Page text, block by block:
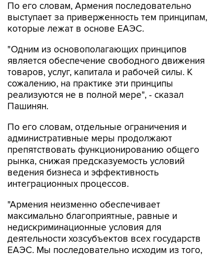
По его словам, Армения последовательно
выступает за приверженность тем принципам,
которые лежат в основе ЕАЭС.
"Одним из основополагающих принципов
является обеспечение свободного движения
товаров, услуг, капитала и рабочей силы. К
сожалению, на практике эти принципы
реализуются не в полной мере", - сказал
Пашинян.
По его словам, отдельные ограничения и
административные меры продолжают
препятствовать функционированию общего
рынка, снижая предсказуемость условий
ведения бизнеса и эффективность
интеграционных процессов.
"Армения неизменно обеспечивает
максимально благоприятные, равные и
недискриминационные условия для
деятельности хозсубъектов всех государств
ЕАЭС. Мы последовательно исходим из того,